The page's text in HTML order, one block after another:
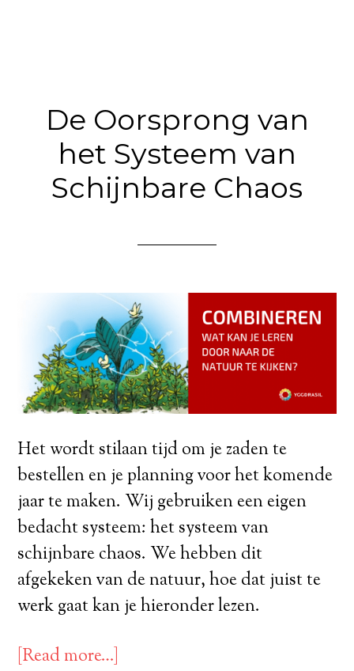
De Oorsprong van
het Systeem van
Schijnbare Chaos
Het wordt stilaan tijd om je zaden te
bestellen en je planning voor het komende
jaar te maken. Wij gebruiken een eigen
bedacht systeem: het systeem van
schijnbare chaos. We hebben dit
afgekeken van de natuur, hoe dat juist te
werk gaat kan je hieronder lezen.
[Read more…]